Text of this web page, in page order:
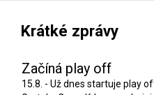
Krátké zprávy
Začíná play off
15.8. - Už dnes startuje play